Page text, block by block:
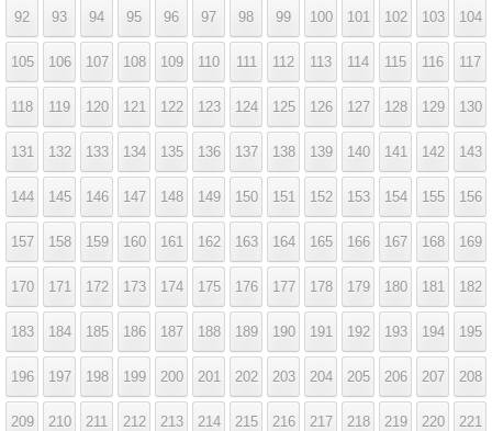
92 93 94 95 96 97 98 99 100 101 102 103 104
105 106 107 108 109 110 111 112 113 114 115 116 117
118 119 120 121 122 123 124 125 126 127 128 129 130
131 132 133 134 135 136 137 138 139 140 141 142 143
144 145 146 147 148 149 150 151 152 153 154 155 156
157 158 159 160 161 162 163 164 165 166 167 168 169
170 171 172 173 174 175 176 177 178 179 180 181 182
183 184 185 186 187 188 189 190 191 192 193 194 195
196 197 198 199 200 201 202 203 204 205 206 207 208
209 210 211 212 213 214 215 216 217 218 219 220 221